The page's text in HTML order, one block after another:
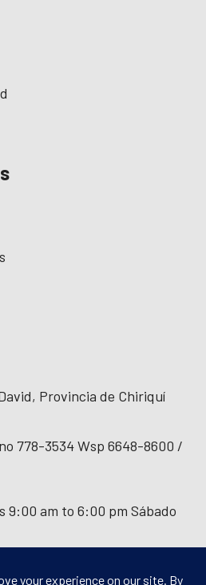
Provincia de Chiriquí
778-3534 Wsp 6648-8600 /
9:00 am to 6:00 pm Sábado